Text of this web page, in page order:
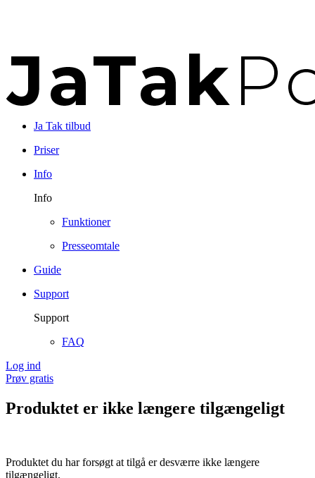
Ja Tak tilbud
Priser
Info
Info
Funktioner
Presseomtale
Guide
Support
Support
FAQ
Log ind
Prøv gratis
Produktet er ikke længere tilgængeligt
Produktet du har forsøgt at tilgå er desværre ikke længere
tilgængeligt.